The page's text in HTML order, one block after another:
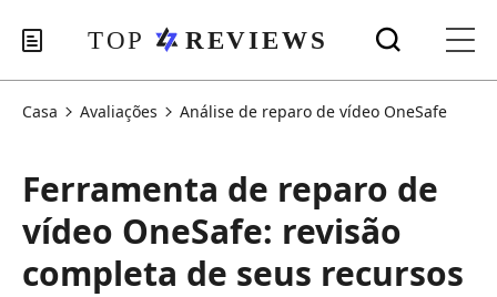
Casa Avaliações Análise de reparo de vídeo OneSafe
Ferramenta de reparo de
vídeo OneSafe: revisão
completa de seus recursos